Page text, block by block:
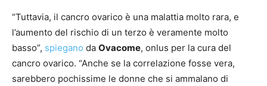
“Tuttavia, il cancro ovarico è una malattia molto rara, e
l’aumento del rischio di un terzo è veramente molto
basso”, spiegano da Ovacome, onlus per la cura del
cancro ovarico. “Anche se la correlazione fosse vera,
sarebbero pochissime le donne che si ammalano di